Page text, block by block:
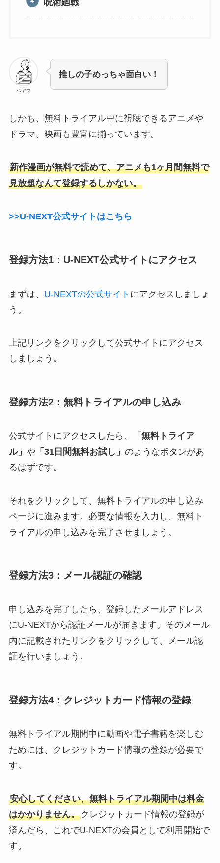
呪術廻戦
ハヤマ
推しの子めっちゃ面白い！
しかも、無料トライアル中に視聴できるアニメや
ドラマ、映画も豊富に揃っています。
新作漫画が無料で読めて、アニメも1ヶ月間無料で
見放題なんて登録するしかない。
>>U-NEXT公式サイトはこちら
登録方法1：U-NEXT公式サイトにアクセス
まずは、 U-NEXTの公式サイト にアクセスしましょ
う。
上記リンクをクリックして公式サイトにアクセス
しましょう。
登録方法2：無料トライアルの申し込み
公式サイトにアクセスしたら、
「無料トライア
ル」 や 「31日間無料お試し」 のようなボタンがあ
るはずです。
それをクリックして、無料トライアルの申し込み
ページに進みます。必要な情報を入力し、無料ト
ライアルの申し込みを完了させましょう。
登録方法3：メール認証の確認
申し込みを完了したら、登録したメールアドレス
にU-NEXTから認証メールが届きます。そのメール
内に記載されたリンクをクリックして、メール認
証を行いましょう。
登録方法4：クレジットカード情報の登録
無料トライアル期間中に動画や電子書籍を楽しむ
ためには、クレジットカード情報の登録が必要で
す。
安心してください、無料トライアル期間中は料金
はかかりません。クレジットカード情報の登録が
済んだら、これでU-NEXTの会員として利用開始で
す。